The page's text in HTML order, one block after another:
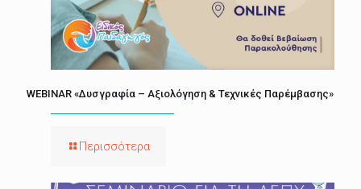
WEBINAR «Δυσγραφία – Αξιολόγηση & Τεχνικές Παρέμβασης»
Περισσότερα